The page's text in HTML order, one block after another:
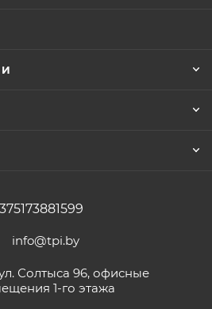
info@tpi.by
Солтыса 96, офисные
1-го этажа